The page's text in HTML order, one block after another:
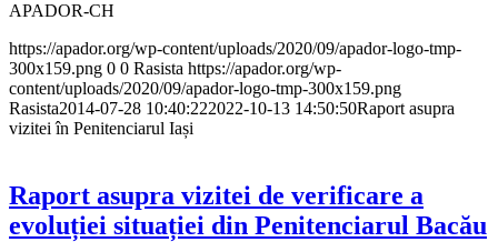
APADOR-CH
https://apador.org/wp-content/uploads/2020/09/apador-logo-tmp-
300x159.png 0 0 Rasista https://apador.org/wp-
content/uploads/2020/09/apador-logo-tmp-300x159.png
Rasista2014-07-28 10:40:222022-10-13 14:50:50Raport asupra
vizitei în Penitenciarul Iași
Raport asupra vizitei de verificare a
evoluției situației din Penitenciarul Bacău